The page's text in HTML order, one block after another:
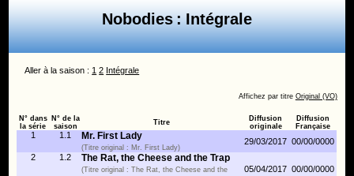
Nobodies : Intégrale
Aller à la saison : 1 2 Intégrale
Affichez par titre Original (VO)
N° dans
la série
N° de la
saison
Titre
Diffusion
originale
Diffusion
Française
1 1.1 Mr. First Lady
(Titre original : Mr. First Lady)
29/03/2017 00/00/0000
2
1.2 The Rat, the Cheese and the Trap
(Titre original : The Rat, the Cheese and the
05/04/2017 00/00/0000